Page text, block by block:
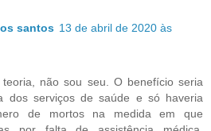
santos 13 de abril de 2020 às
não sou seu. O benefício seria
dos serviços de saúde e só haveria
de mortos na medida em que